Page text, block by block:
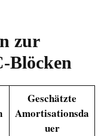
zur
Blöcken
Geschätzte
Amortisationsda
uer